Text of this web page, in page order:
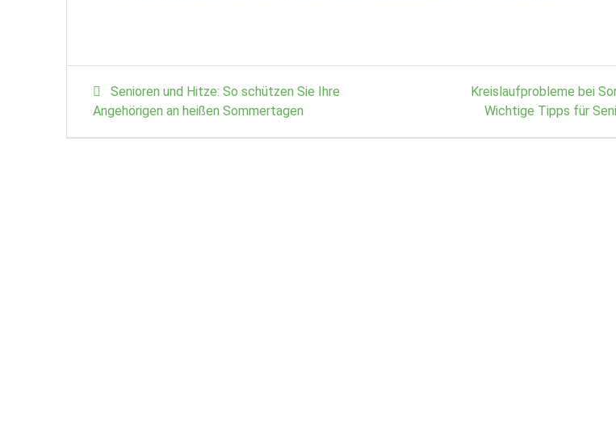
Beitragsnavigation
Previous
post:
Senioren und Hitze: So schützen Sie Ihre
Angehörigen an heißen Sommertagen
Next
post:
Kreislaufprobleme bei
Wichtige Tipps für